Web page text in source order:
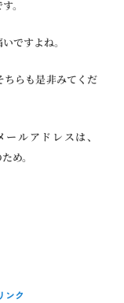
。
ですよね。
ちらも是非みてくだ
ルアドレスは、
め。
ンク